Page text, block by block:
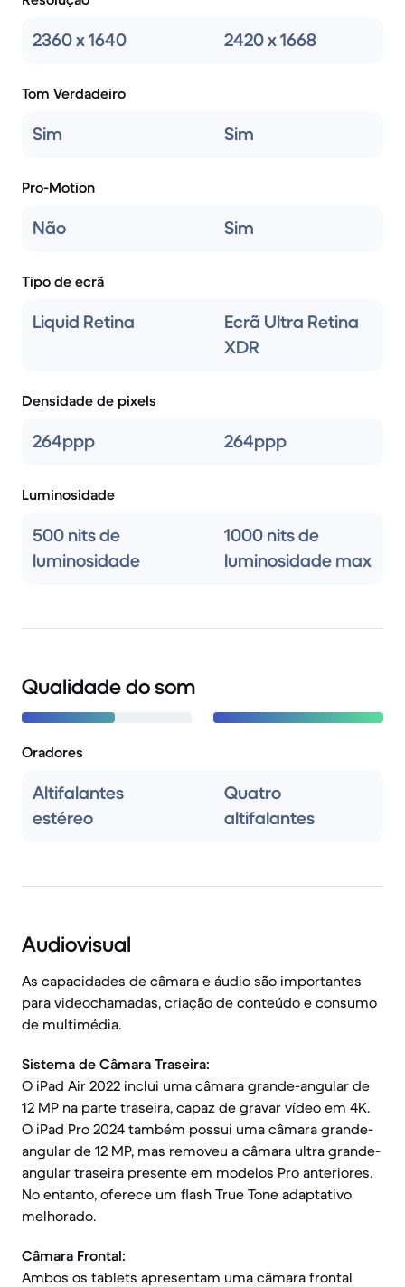
2360 x 1640 2420 x 1668
Tom Verdadeiro
Sim Sim
Pro-Motion
Não Sim
Tipo de ecrã
Liquid Retina
Ecrã Ultra Retina
XDR
Densidade de pixels
264ppp 264ppp
Luminosidade
500 nits de
luminosidade
1000 nits de
luminosidade max
Qualidade do som
Oradores
Altifa­lantes
estéreo
Quatro
altifalantes
Audiovisual
As capacidades de câmara e áudio são importantes
para videochamadas, criação de conteúdo e consumo
de multimédia.
Sistema de Câmara Traseira:
O iPad Air 2022 inclui uma câmara grande-angular de
12 MP na parte traseira, capaz de gravar vídeo em 4K.
O iPad Pro 2024 também possui uma câmara grande-
angular de 12 MP, mas removeu a câmara ultra grande-
angular traseira presente em modelos Pro anteriores.
No entanto, oferece um flash True Tone adaptativo
melhorado.
Câmara Frontal:
Ambos os tablets apresentam uma câmara frontal